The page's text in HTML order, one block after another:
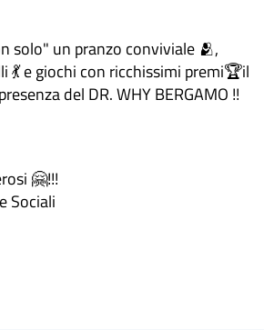
solo" un pranzo conviviale 🫂,
💃 e giochi con ricchissimi premi🏆il
del DR. WHY BERGAMO !!
🤗!!!
Sociali